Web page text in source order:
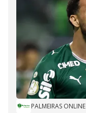
PALMEIRAS ONLINE